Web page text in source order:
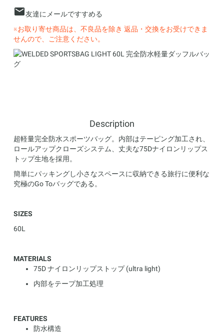
友達にメールですすめる
※お取り寄せ商品は、不良品を除き 返品・交換をお受けできま
せんので、ご注意ください。
Description
超軽量完全防水スポーツバッグ。内部はテーピング加工され、
ロールアップクローズシステム、丈夫な75Dナイロンリップス
トップ生地を採用。
簡単にパッキングし小さなスペースに収納できる旅行に便利な
究極のGo Toバッグである。
SIZES
60L
MATERIALS
75D ナイロンリップストップ (ultra light)
内部をテープ加工処理
FEATURES
防水構造